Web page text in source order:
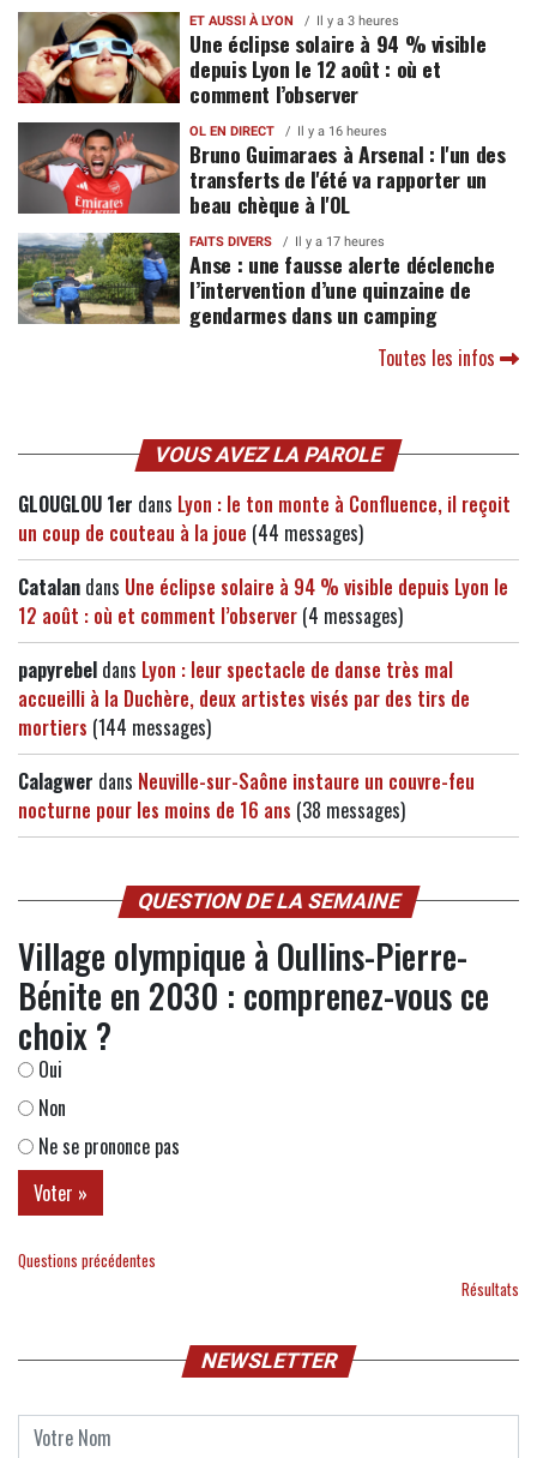
ET AUSSI À LYON Il y a 3 heures
Une éclipse solaire à 94 % visible
depuis Lyon le 12 août : où et
comment l’observer
OL EN DIRECT Il y a 16 heures
Bruno Guimaraes à Arsenal : l'un des
transferts de l'été va rapporter un
beau chèque à l'OL
FAITS DIVERS Il y a 17 heures
Anse : une fausse alerte déclenche
l’intervention d’une quinzaine de
gendarmes dans un camping
Toutes les infos
VOUS AVEZ LA PAROLE
GLOUGLOU 1er dans Lyon : le ton monte à Confluence, il reçoit
un coup de couteau à la joue (44 messages)
Catalan dans Une éclipse solaire à 94 % visible depuis Lyon le
12 août : où et comment l’observer (4 messages)
papyrebel dans Lyon : leur spectacle de danse très mal
accueilli à la Duchère, deux artistes visés par des tirs de
mortiers (144 messages)
Calagwer dans Neuville-sur-Saône instaure un couvre-feu
nocturne pour les moins de 16 ans (38 messages)
QUESTION DE LA SEMAINE
Village olympique à Oullins-Pierre-
Bénite en 2030 : comprenez-vous ce
choix ?
Oui
Non
Ne se prononce pas
Questions précédentes
Résultats
NEWSLETTER